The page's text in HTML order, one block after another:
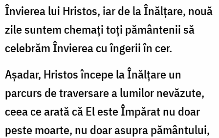
Învierea lui Hristos, iar de la Înălțare, nouă
zile suntem chemați toți pământenii să
celebrăm Învierea cu îngerii în cer.
Așadar, Hristos începe la Înălțare un
parcurs de traversare a lumilor nevăzute,
ceea ce arată că El este Împărat nu doar
peste moarte, nu doar asupra pământului,